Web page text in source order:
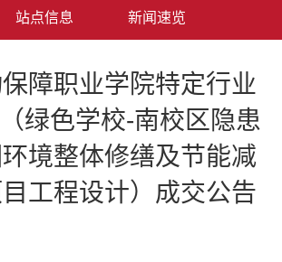
站点信息 新闻速览
障职业学院特定行业
绿色学校-南校区隐患
境整体修缮及节能减
工程设计）成交公告